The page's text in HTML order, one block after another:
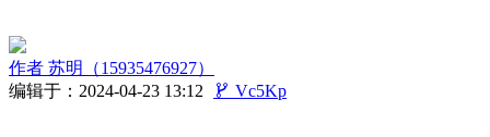
作者 苏明（15935476927）
编辑于：2024-04-23 13:12
 Vc5Kp